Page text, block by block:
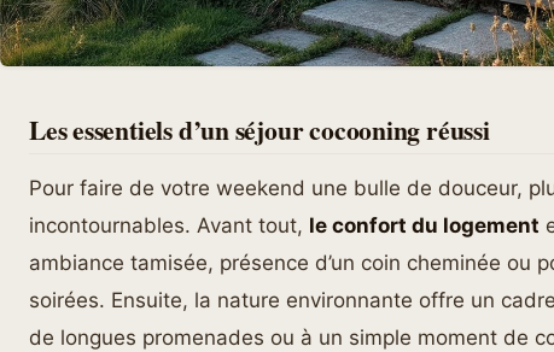
Les essentiels d’un séjour cocooning réussi
Pour faire de votre weekend une bulle de douceur,
incontournables. Avant tout, le confort du logement
ambiance tamisée, présence d’un coin cheminée ou
soirées. Ensuite, la nature environnante offre un
de longues promenades ou à un simple moment de